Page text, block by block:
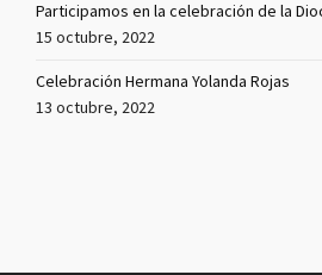
Participamos en la celebración de la
15 octubre, 2022
Celebración Hermana Yolanda Rojas
13 octubre, 2022